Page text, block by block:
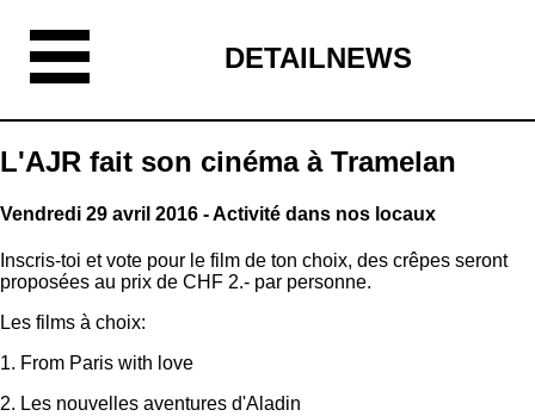
DETAILNEWS
L'AJR fait son cinéma à Tramelan
Vendredi 29 avril 2016 - Activité dans nos locaux
Inscris-toi et vote pour le film de ton choix, des crêpes seront
proposées au prix de CHF 2.- par personne.
Les films à choix:
1. From Paris with love
2. Les nouvelles aventures d'Aladin